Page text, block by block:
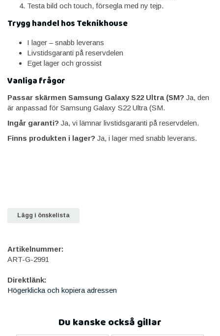
Testa bild och touch, försegla med ny tejp.
Trygg handel hos Teknikhouse
I lager – snabb leverans
Livstidsgaranti på reservdelen
Eget lager och grossist
Vanliga frågor
Passar skärmen Samsung Galaxy S22 Ultra (SM? Ja, den
är anpassad för Samsung Galaxy S22 Ultra (SM.
Ingår garanti? Ja, vi lämnar livstidsgaranti på reservdelen.
Finns produkten i lager? Ja, i lager med snabb leverans.
Lägg i önskelista
Artikelnummer:
ART-G-2991
Direktlänk:
Högerklicka och kopiera adressen
Du kanske också gillar